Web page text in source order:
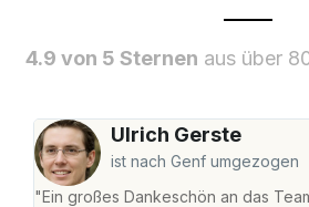
4.9 von 5 Sternen aus über
Ulrich Gerste
ist nach Genf umgezogen
"Ein großes Dankeschön an das